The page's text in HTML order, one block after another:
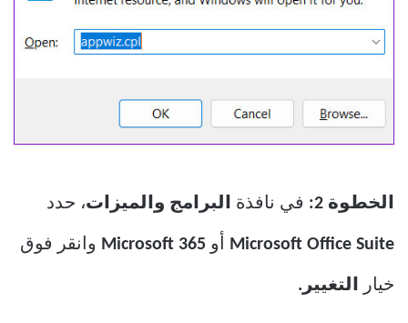
الخطوة 2: في نافذة البرامج والميزات، حدد
Microsoft Office Suite أو وانقر فوق
خيار التغيير.